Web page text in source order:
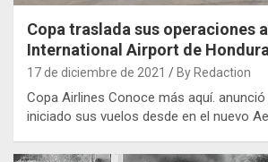
Copa traslada sus operaciones
International Airport de
17 de diciembre de 2021 By Redaction
Copa Airlines Conoce más aquí. anunció
iniciado sus vuelos desde en el nuevo